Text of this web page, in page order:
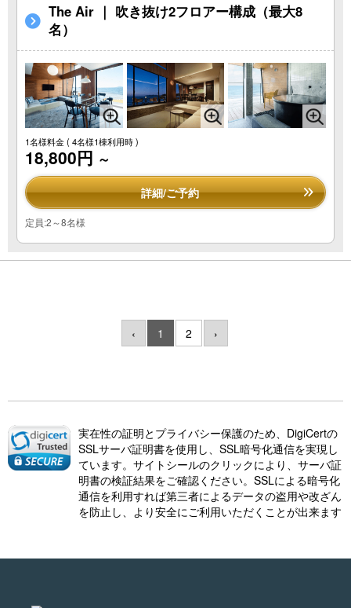
The Air ｜ 吹き抜け2フロアー構成（最大8
名）
1名様料金( 4名様1棟利用時 )
18,800円 ～
詳細/ご予約
定員:2～8名様
‹ 1 2 ›
実在性の証明とプライバシー保護のため、DigiCertの
SSLサーバ証明書を使用し、SSL暗号化通信を実現し
ています。サイトシールのクリックにより、サーバ証
明書の検証結果をご確認ください。SSLによる暗号化
通信を利用すれば第三者によるデータの盗用や改ざん
を防止し、より安全にご利用いただくことが出来ます